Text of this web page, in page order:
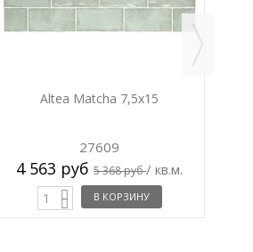
Altea Matcha 7,5x15
27609
4 563 руб 5 368 руб/ кв.м.
В КОРЗИНУ